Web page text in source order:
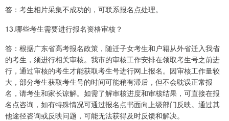
答：考生相片采集不成功的，可联系报名点处理。
13.哪些考生需要进行报名资格审核？
答：根据广东省高考报名政策，随迁子女考生和户籍从外省迁入我省
的考生，须进行相关审核。我市的审核工作安排在领取考生号之前进
行，通过审核的考生才能获取考生号进行网上报名。因审核工作量较
大，部分考生获取考生号的时间可能稍有滞后，但不会耽误正常报
名，请考生和家长谅解。如需了解审核进度和审核结果，可直接在报
名点咨询，如有特殊情况可通过报名点书面向上级部门反映。通过其
他途径咨询或反映问题，可能无法获得及时反馈和解决。